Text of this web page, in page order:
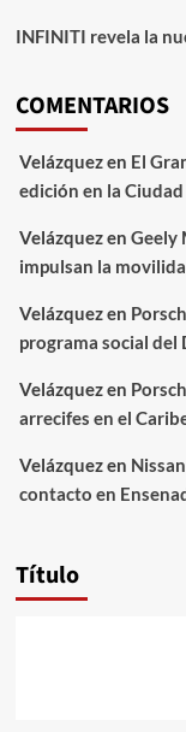
INFINITI revela la
COMENTARIOS
Velázquezen El
edición en la
Velázquezen Geely
impulsan la
Velázquezen
programa social del
Velázquezen
arrecifes en el
Velázquezen
contacto en
Título